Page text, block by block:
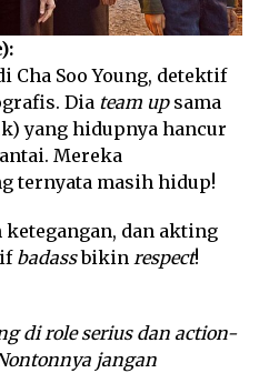
Cha Soo Young, detektif
Dia team upsama
yang hidupnya hancur
Mereka
ternyata masih hidup!
ketegangan, dan akting
badassbikin respect!
di role serius dan action-
jangan